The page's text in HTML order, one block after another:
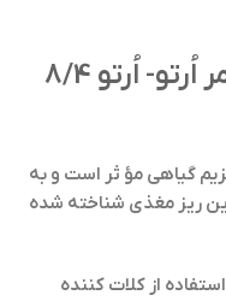
کود آهن EDDHA با ایزومر اُرتو- اُرتو 8/4
آهن در فعال شدن بیش از 200 آنزیم گیاهی مؤ ثر است و به
ریز مغذی شناخته شده
از کلات کننده